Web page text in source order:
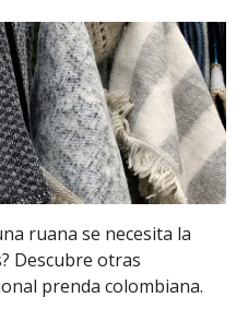
ruana se necesita la
Descubre otras
prenda colombiana.